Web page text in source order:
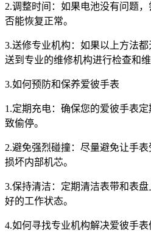
2.调整时间：如果电池没有问题
否能恢复正常。
3.送修专业机构：如果以上方法
送到专业的维修机构进行检查和维
3.如何预防和保养爱彼手表
1.定期充电：确保您的爱彼手表
致偷停。
2.避免强烈碰撞：尽量避免让手
损坏内部机芯。
3.保持清洁：定期清洁表带和表
好的工作状态。
4.如何寻找专业机构解决爱彼手表